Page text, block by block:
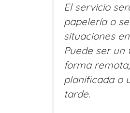
El servicio
papelería o
situaciones
Puede ser
forma
planificada o
tarde.